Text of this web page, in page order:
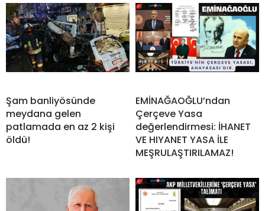
Şam banliyösünde
meydana gelen
patlamada en az 2 kişi
öldü!
EMİNAĞAOĞLU’ndan
Çerçeve Yasa
değerlendirmesi: İHANET
VE HIYANET YASA İLE
MEŞRULAŞTIRILAMAZ!